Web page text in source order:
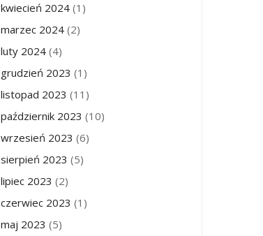
kwiecień 2024 (1)
marzec 2024 (2)
luty 2024 (4)
grudzień 2023 (1)
listopad 2023 (11)
październik 2023 (10)
wrzesień 2023 (6)
sierpień 2023 (5)
lipiec 2023 (2)
czerwiec 2023 (1)
maj 2023 (5)